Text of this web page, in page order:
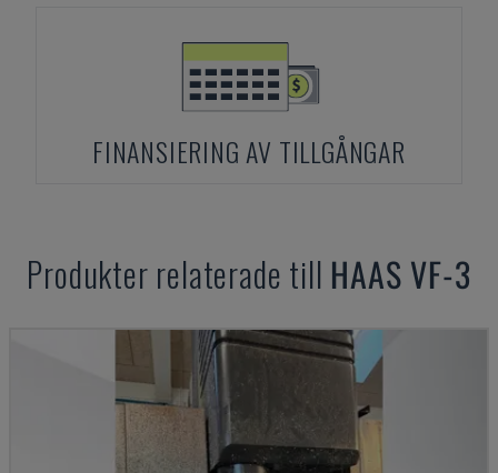
FINANSIERING AV TILLGÅNGAR
Produkter relaterade till HAAS VF-3